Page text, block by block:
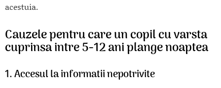
acestuia.
Cauzele pentru care un copil cu varsta
cuprinsa intre 5-12 ani plange noaptea
1.Accesul la informatii nepotrivite